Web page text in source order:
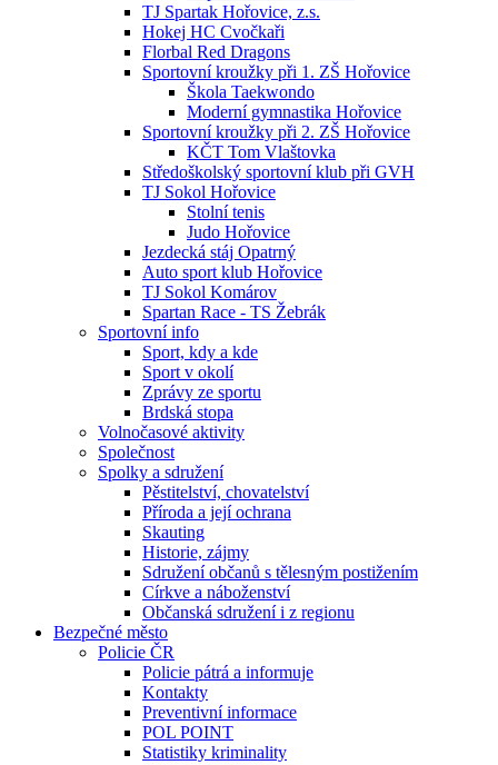
TJ Spartak Hořovice, z.s.
Hokej HC Cvočkaři
Florbal Red Dragons
Sportovní kroužky při 1. ZŠ Hořovice
Škola Taekwondo
Moderní gymnastika Hořovice
Sportovní kroužky při 2. ZŠ Hořovice
KČT Tom Vlaštovka
Středoškolský sportovní klub při GVH
TJ Sokol Hořovice
Stolní tenis
Judo Hořovice
Jezdecká stáj Opatrný
Auto sport klub Hořovice
TJ Sokol Komárov
Spartan Race - TS Žebrák
Sportovní info
Sport, kdy a kde
Sport v okolí
Zprávy ze sportu
Brdská stopa
Volnočasové aktivity
Společnost
Spolky a sdružení
Pěstitelství, chovatelství
Příroda a její ochrana
Skauting
Historie, zájmy
Sdružení občanů s tělesným postižením
Církve a náboženství
Občanská sdružení i z regionu
Bezpečné město
Policie ČR
Policie pátrá a informuje
Kontakty
Preventivní informace
POL POINT
Statistiky kriminality